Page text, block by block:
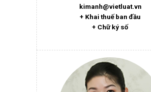
kimanh@vietluat.vn
+ Khai thuế ban đầu
+ Chữ ký số